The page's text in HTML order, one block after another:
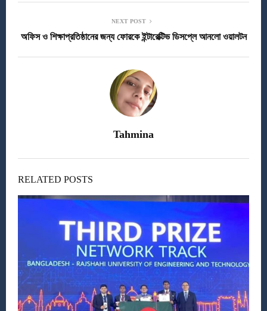
NEXT POST
অফিস ও শিক্ষাপ্রতিষ্ঠানের জন্য ফোরকে ইন্টারেক্টিভ ডিসপ্লে আনলো ওয়ালটন
Tahmina
RELATED POSTS